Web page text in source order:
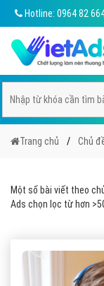
Hotline: 0964 82
Trang chủ Chủ
Một số bài viết theo
Ads chọn lọc từ hơn